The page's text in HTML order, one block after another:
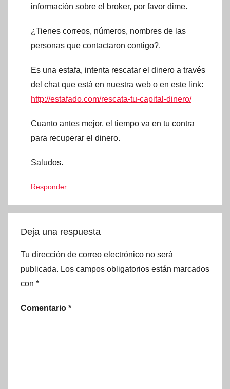
información sobre el broker, por favor dime.
¿Tienes correos, números, nombres de las
personas que contactaron contigo?.
Es una estafa, intenta rescatar el dinero a través
del chat que está en nuestra web o en este link:
http://estafado.com/rescata-tu-capital-dinero/
Cuanto antes mejor, el tiempo va en tu contra
para recuperar el dinero.
Saludos.
Responder
Deja una respuesta
Tu dirección de correo electrónico no será
publicada. Los campos obligatorios están marcados
con *
Comentario *